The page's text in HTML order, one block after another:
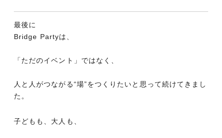
最後に
Bridge Partyは、
「ただのイベント」ではなく、
人と人がつながる“場”をつくりたいと思って続けてきまし
た。
子どもも、大人も、